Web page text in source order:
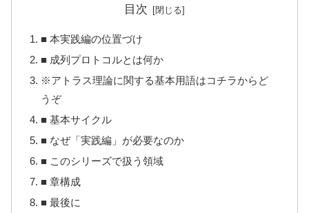
目次
■ 本実践編の位置づけ
■ 成列プロトコルとは何か
※アトラス理論に関する基本用語はコチラからど
うぞ
■ 基本サイクル
■ なぜ「実践編」が必要なのか
■ このシリーズで扱う領域
■ 章構成
■ 最後に